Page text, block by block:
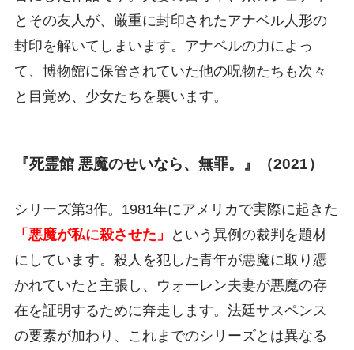
とその友人が、厳重に封印されたアナベル人形の
封印を解いてしまいます。アナベルの力によっ
て、博物館に保管されていた他の呪物たちも次々
と目覚め、少女たちを襲います。
『死霊館 悪魔のせいなら、無罪。』（2021）
シリーズ第3作。1981年にアメリカで実際に起きた
「悪魔が私に殺させた」
という異例の裁判を題材
にしています。殺人を犯した青年が悪魔に取り憑
かれていたと主張し、ウォーレン夫妻が悪魔の存
在を証明するために奔走します。法廷サスペンス
の要素が加わり、これまでのシリーズとは異なる